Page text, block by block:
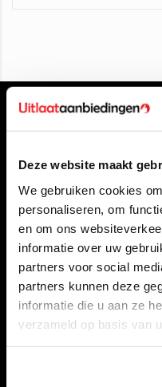
Deze website maakt
We gebruiken cookies
personaliseren, om
en om ons
informatie over uw
partners voor social
partners kunnen deze
informatie die u aan ze
verzameld op basis van
Klantenservice
Contact opnemen
Over ons
Betaalmethoden
Algemene voorwaarden
Herroepingsrecht
Privacy Policy